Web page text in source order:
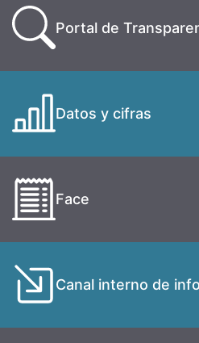
Portal de
Datos y cifras
Face
Canal interno de